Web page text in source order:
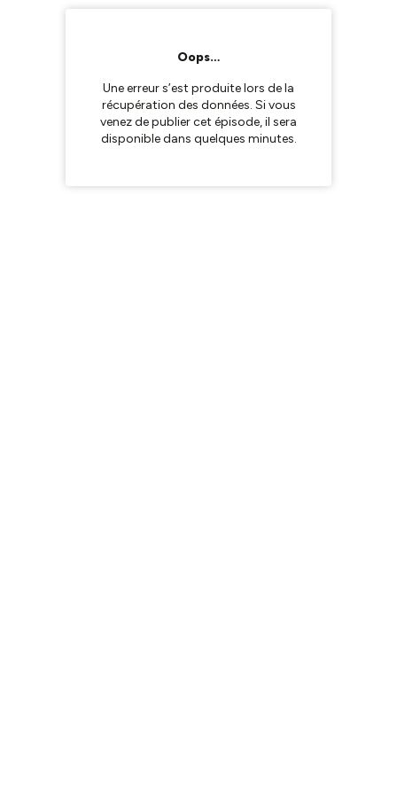
Oops…
Une erreur s’est produite lors de la
récupération des données. Si vous
venez de publier cet épisode, il sera
disponible dans quelques minutes.